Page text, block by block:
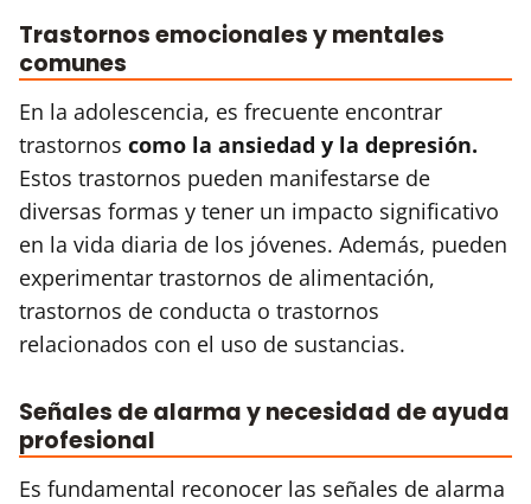
Trastornos emocionales y mentales
comunes
En la adolescencia, es frecuente encontrar
trastornos como la ansiedad y la depresión.
Estos trastornos pueden manifestarse de
diversas formas y tener un impacto significativo
en la vida diaria de los jóvenes. Además, pueden
experimentar trastornos de alimentación,
trastornos de conducta o trastornos
relacionados con el uso de sustancias.
Señales de alarma y necesidad de ayuda
profesional
Es fundamental reconocer las señales de alarma